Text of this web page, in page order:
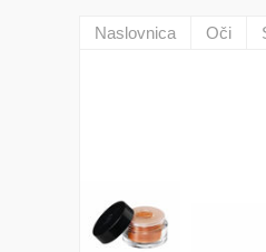
Naslovnica Oči